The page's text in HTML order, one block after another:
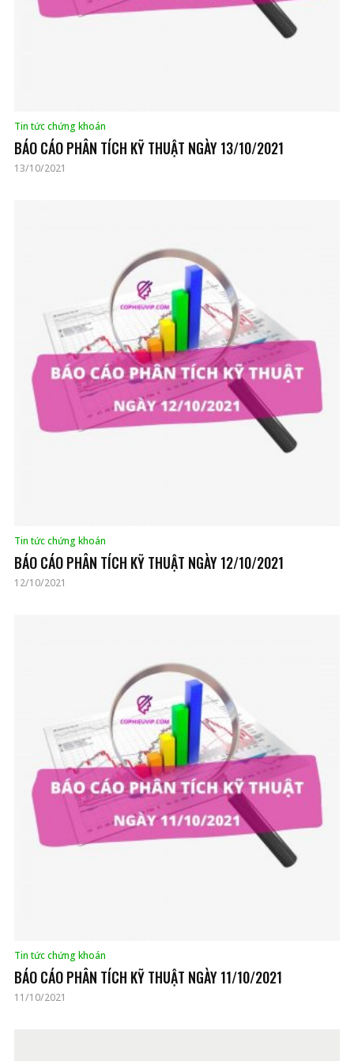
Tin tức chứng khoán
BÁO CÁO PHÂN TÍCH KỸ THUẬT NGÀY 13/10/2021
13/10/2021
Tin tức chứng khoán
BÁO CÁO PHÂN TÍCH KỸ THUẬT NGÀY 12/10/2021
12/10/2021
Tin tức chứng khoán
BÁO CÁO PHÂN TÍCH KỸ THUẬT NGÀY 11/10/2021
11/10/2021